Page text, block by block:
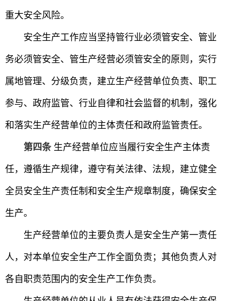
重大安全风险。
安全生产工作应当坚持管行业必须管安全、管业
务必须管安全、管生产经营必须管安全的原则，实行
属地管理、分级负责，建立生产经营单位负责、职工
参与、政府监管、行业自律和社会监督的机制，强化
和落实生产经营单位的主体责任和政府监管责任。
第四条 生产经营单位应当履行安全生产主体责
任，遵循生产规律，遵守有关法律、法规，建立健全
全员安全生产责任制和安全生产规章制度，确保安全
生产。
生产经营单位的主要负责人是安全生产第一责任
人，对本单位安全生产工作全面负责；其他负责人对
各自职责范围内的安全生产工作负责。